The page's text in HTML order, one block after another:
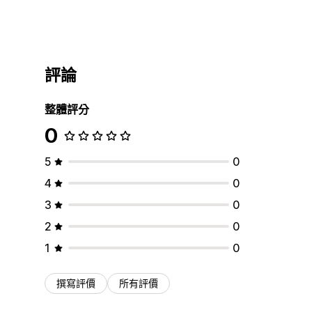
評論
整體評分
0
5
0
4
0
3
0
2
0
1
0
撰寫評價 所有評價